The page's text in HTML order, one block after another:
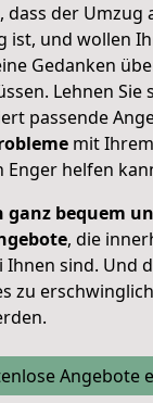
dass der Umzug
ist, und wollen
Gedanken
Lehnen Sie
passende
mit
helfen
ganz bequem
, die
Ihnen sind. Und
zu
Angebote